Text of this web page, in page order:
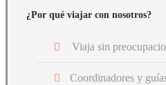
¿Por qué viajar con nosotros?
Viaja sin
Coordinadores y